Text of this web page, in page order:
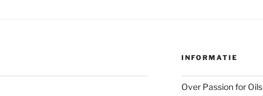
INFORMATIE
Over Passion for Oils